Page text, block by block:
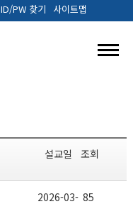
사이트맵
ID/PW 찾기
설교일
조회
2026-03- 85